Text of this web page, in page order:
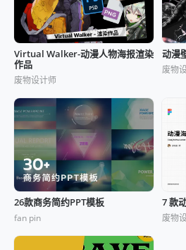
Virtual Walker-动漫人物海报渲染
作品
废物设计师
动漫
废物
26款商务简约PPT模板
fan pin
7 款
废物